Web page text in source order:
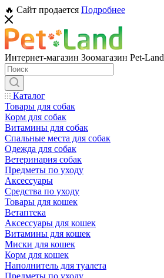
🔥 Сайт продается Подробнее
Интернет-магазин Зоомагазин Pet-Land
Каталог
Товары для собак
Корм для собак
Витамины для собак
Спальные места для собак
Одежда для собак
Ветеринария собак
Предметы по уходу
Аксессуары
Средства по уходу
Товары для кошек
Ветаптека
Аксессуары для кошек
Витамины для кошек
Миски для кошек
Корм для кошек
Наполнитель для туалета
Предметы по уходу